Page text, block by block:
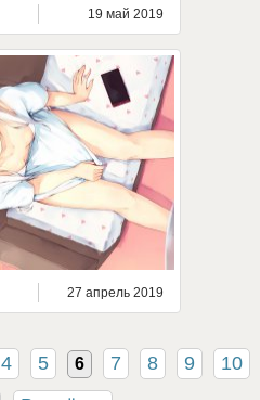
19 май 2019
27 апрель 2019
4 5 6 7 8 9 10